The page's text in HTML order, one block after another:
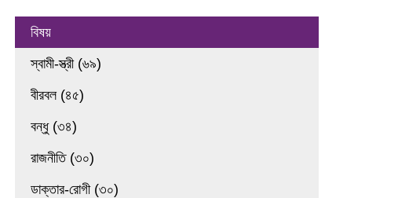
বিষয়
স্বামী-স্ত্রী (৬৯)
বীরবল (৪৫)
বন্ধু (৩৪)
রাজনীতি (৩০)
ডাক্তার-রোগী (৩০)